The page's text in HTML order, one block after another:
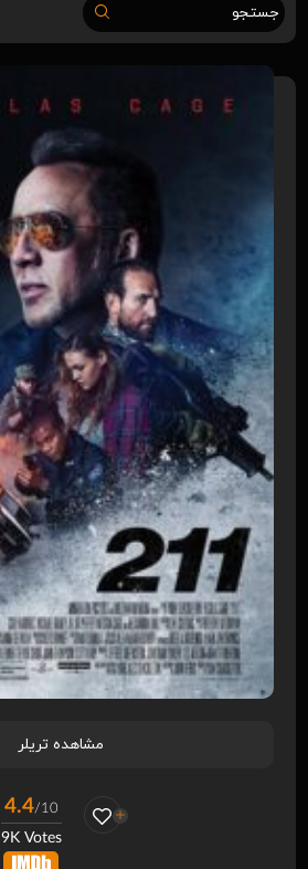
جستجو
مشاهده تریلر
4.4/10
9K Votes